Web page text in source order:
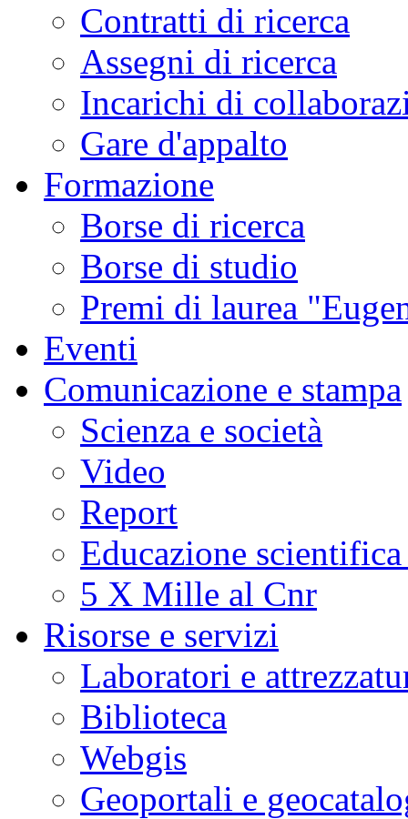
Contratti di ricerca
Assegni di ricerca
Incarichi di
Gare d'appalto
Formazione
Borse di ricerca
Borse di studio
Premi di laurea
Eventi
Comunicazione e stampa
Scienza e società
Video
Report
Educazione
5 X Mille al Cnr
Risorse e servizi
Laboratori e
Biblioteca
Webgis
Geoportali e